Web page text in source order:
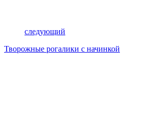
следующий
Творожные рогалики с начинкой